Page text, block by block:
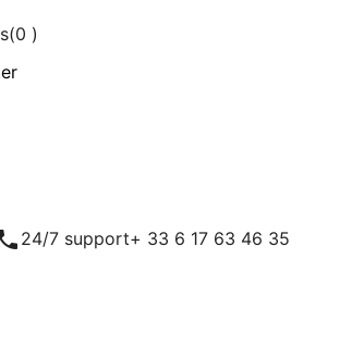
(0 )
24/7 support+ 33 6 17 63 46 35